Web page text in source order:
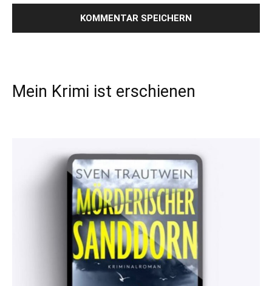
Mein Krimi ist erschienen